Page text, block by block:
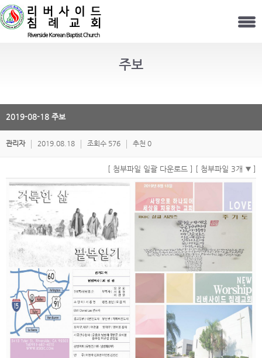
주보
2019-08-18 주보
관리자 2019.08.18 조회수 576 추천 0
[ 첨부파일 일괄 다운로드 ] [ 첨부파일 3개 ]